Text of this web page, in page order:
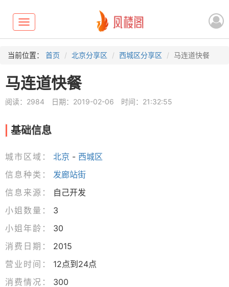
Toggle
navigation
当前位置： 首页 北京分享区 西城区分享区 马连道快餐
马连道快餐
阅读：2984 日期：2019-02-06 时间：21:32:55
基础信息
城市区域： 北京 - 西城区
信息种类：
发廊站街
信息来源：
自己开发
小姐数量：
3
小姐年龄：
30
消费日期：
2015
营业时间：
12点到24点
消费情况：
300